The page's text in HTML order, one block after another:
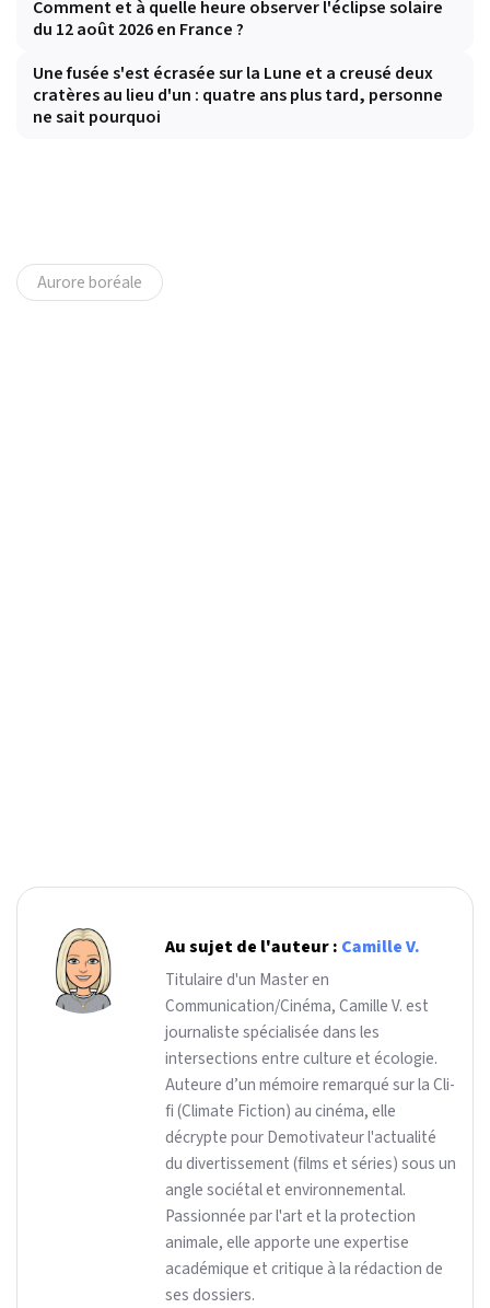
Comment et à quelle heure observer l'éclipse solaire
du 12 août 2026 en France ?
Une fusée s'est écrasée sur la Lune et a creusé deux
cratères au lieu d'un : quatre ans plus tard, personne
ne sait pourquoi
Aurore boréale
Au sujet de l'auteur : Camille V.
Titulaire d'un Master en
Communication/Cinéma, Camille V. est
journaliste spécialisée dans les
intersections entre culture et écologie.
Auteure d’un mémoire remarqué sur la Cli-
fi (Climate Fiction) au cinéma, elle
décrypte pour Demotivateur l'actualité
du divertissement (films et séries) sous un
angle sociétal et environnemental.
Passionnée par l'art et la protection
animale, elle apporte une expertise
académique et critique à la rédaction de
ses dossiers.